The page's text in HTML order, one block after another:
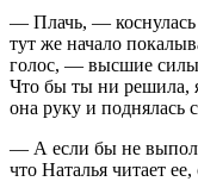
— Плачь, —
тут же начало
голос, — высшие силы
Что бы ты ни решила,
она руку и поднялась
— А если бы не
что Наталья читает